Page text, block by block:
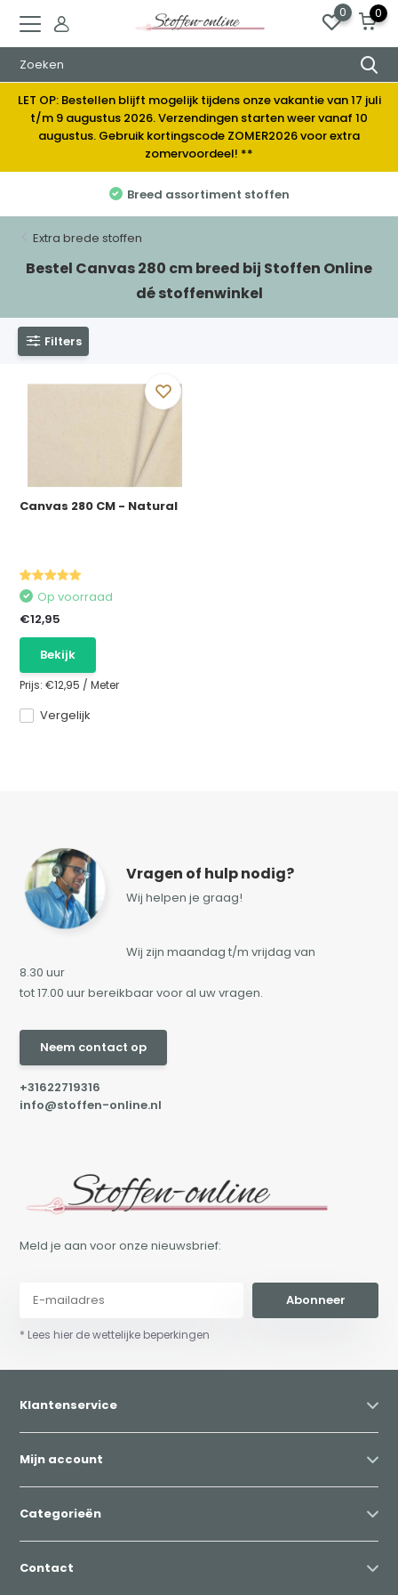
0 0
LET OP: Bestellen blijft mogelijk tijdens onze vakantie van 17 juli
t/m 9 augustus 2026. Verzendingen starten weer vanaf 10
augustus. Gebruik kortingscode ZOMER2026 voor extra
zomervoordeel! **
Breed assortiment stoffen
Extra brede stoffen
Bestel Canvas 280 cm breed bij Stoffen Online
dé stoffenwinkel
Filters
Canvas 280 CM - Natural
Vergelijk
Op voorraad
€12,95
Bekijk
Prijs:€12,95 /Meter
Vragen of hulp nodig?
Wij helpen je graag!
Wij zijn maandag t/m vrijdag van
8.30 uur
tot 17.00 uur bereikbaar voor al uw vragen.
Neem contact op
+31622719316
info@stoffen-online.nl
Meld je aan voor onze nieuwsbrief:
Abonneer
* Lees hier de wettelijke beperkingen
Klantenservice
Mijn account
Categorieën
Contact